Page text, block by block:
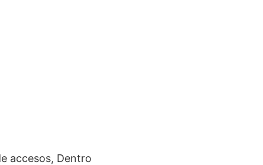
accesos, Dentro